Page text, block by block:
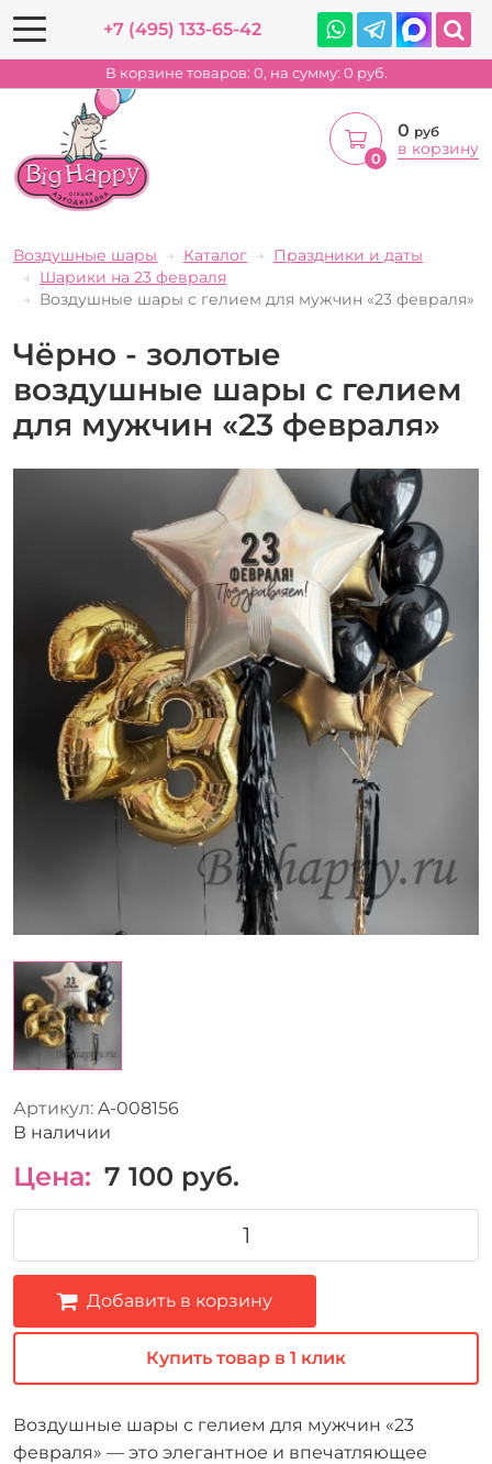
+7 (495) 133-65-42
В корзине товаров: 0, на сумму: 0 руб.
0
0 руб
в корзину
Воздушные шары Каталог
Праздники и даты
Шарики на 23 февраля
Воздушные шары с гелием для мужчин «23 февраля»
Чёрно - золотые
воздушные шары с гелием
для мужчин «23 февраля»
Артикул: A-008156
В наличии
Цена: 7 100 руб.
Добавить в корзину
Купить товар в 1 клик
Воздушные шары с гелием для мужчин «23
февраля» — это элегантное и впечатляющее